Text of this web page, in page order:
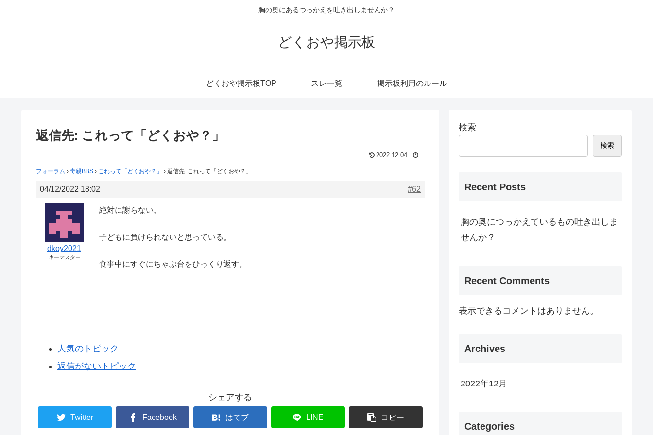
胸の奥にあるつっかえを吐き出しませんか？
どくおや掲示板
どくおや掲示板TOP スレ一覧 掲示板利用のルール
返信先: これって「どくおや？」
2022.12.04
フォーラム › 毒親BBS › これって「どくおや？」 › 返信先: これって「どくおや？」
04/12/2022 18:02 #62
dkoy2021
キーマスター
絶対に謝らない。
子どもに負けられないと思っている。
食事中にすぐにちゃぶ台をひっくり返す。
人気のトピック
返信がないトピック
シェアする
Twitter Facebook はてブ LINE コピー
検索
検索
Recent Posts
胸の奥につっかえているもの吐き出しま
せんか？
Recent Comments
表示できるコメントはありません。
Archives
2022年12月
Categories